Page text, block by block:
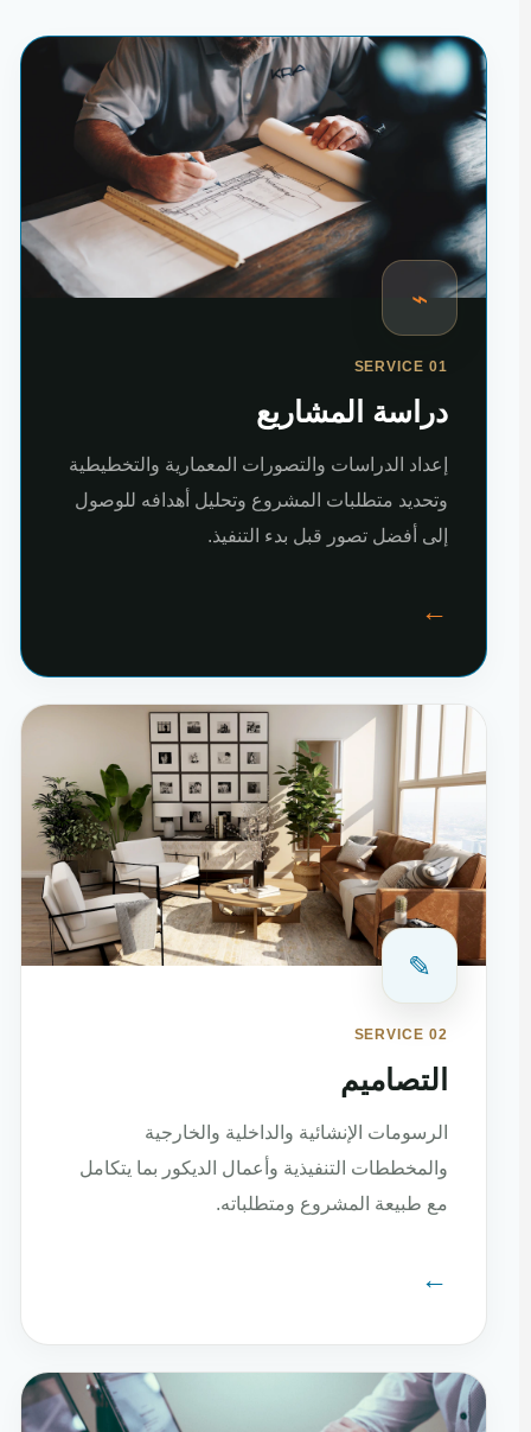
⌁
SERVICE 01
دراسة المشاريع
إعداد الدراسات والتصورات المعمارية والتخطيطية
وتحديد متطلبات المشروع وتحليل أهدافه للوصول
إلى أفضل تصور قبل بدء التنفيذ.
←
✎
SERVICE 02
التصاميم
الرسومات الإنشائية والداخلية والخارجية
والمخططات التنفيذية وأعمال الديكور بما يتكامل
مع طبيعة المشروع ومتطلباته.
←